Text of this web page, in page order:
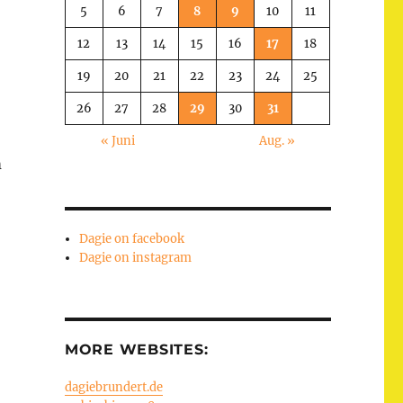
5 6 7 8 9 10 11
12 13 14 15 16 17 18
19 20 21 22 23 24 25
26 27 28 29 30 31
« Juni Aug. »
Dagie on facebook
Dagie on instagram
MORE WEBSITES:
dagiebrundert.de